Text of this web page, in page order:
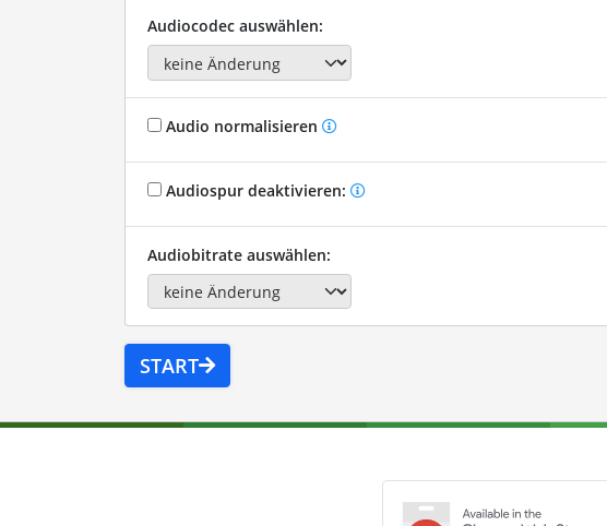
Audiocodec auswählen:
Audio normalisieren
Audiospur deaktivieren:
Audiobitrate auswählen:
START